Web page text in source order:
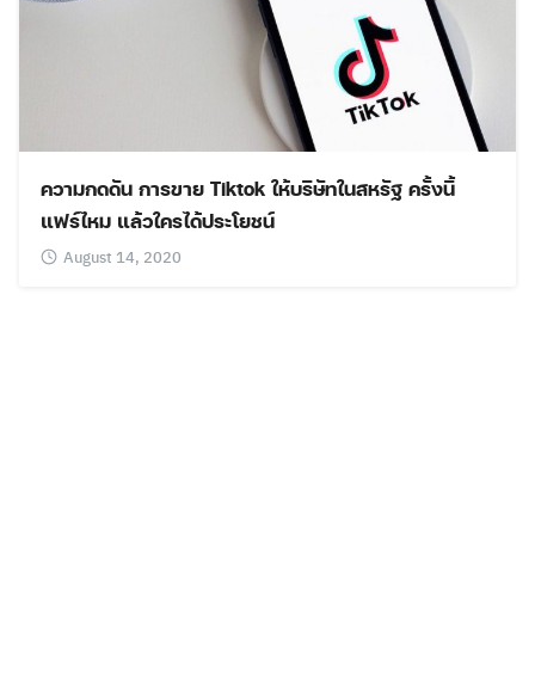
ความกดดัน การขาย Tiktok ให้บริษัทในสหรัฐ ครั้งนี้
แฟร์ไหม แล้วใครได้ประโยชน์
August 14, 2020